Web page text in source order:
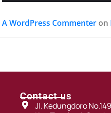
A WordPress Commenter on
Contact us
Jl. Kedungdoro